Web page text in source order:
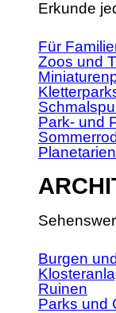
Erkunde
Für
Zoos und
Park- und
Planetarien
Burgen
Ruinen
Parks und